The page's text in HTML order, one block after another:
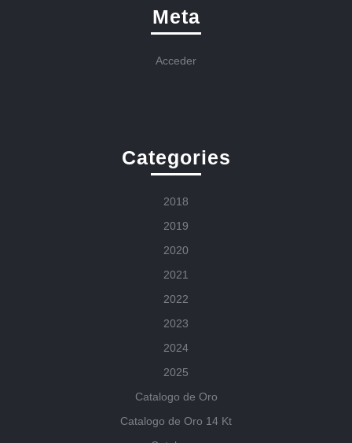
Meta
Acceder
Categories
2018
2019
2020
2021
2022
2023
2024
2025
Catalogo de Oro
Catalogo de Oro 14 Kt